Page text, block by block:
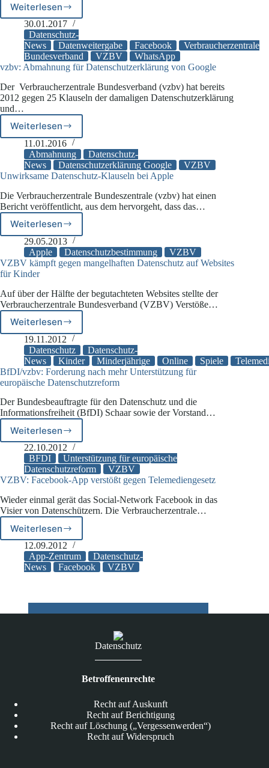
Weiterlesen
WhatsApp
wegen
Datenweitergabe
verklagt
30.01.2017
Datenschutz-
News
Datenweitergabe Facebook
Verbraucherzentrale
Bundesverband
VZBV
WhatsApp
vzbv: Abmahnung für Datenschutzerklärung von Google
Der Verbraucherzentrale Bundesverband (vzbv) hat bereits
2012 gegen 25 Klauseln der damaligen Datenschutzerklärung
und…
Weiterlesen
vzbv:
Abmahnung
für
Datenschutzerklärung
von
11.01.2016
Abmahnung
Datenschutz-
News
Datenschutzerklärung Google
VZBV
Unwirksame Datenschutz-Klauseln bei Apple
Die Verbraucherzentrale Bundeszentrale (vzbv) hat einen
Bericht veröffentlicht, aus dem hervorgeht, dass das…
WeiterlesenUnwirksame
Datenschutz-
Klauseln
bei
29.05.2013
Apple
Datenschutzbestimmung
VZBV
VZBV kämpft gegen mangelhaften Datenschutz auf Websites
für Kinder
Auf über der Hälfte der begutachteten Websites stellte der
Verbraucherzentrale Bundesverband (VZBV) Verstöße…
Weiterlesen
VZBV
kämpft
gegen
mangelhaften
Datenschutz
auf
für
Kinder
19.11.2012
Datenschutz
Datenschutz-
News
Kinder Minderjährige Online Spiele
BfDI/vzbv: Forderung nach mehr Unterstützung für
europäische Datenschutzreform
Der Bundesbeauftragte für den Datenschutz und die
Informationsfreiheit (BfDI) Schaar sowie der Vorstand…
Weiterlesen
BfDI/vzbv:
Forderung
nach
mehr
Unterstützung
europäische
Datenschutzreform
22.10.2012
BFDI
Unterstützung für europäische
Datenschutzreform
VZBV
VZBV: Facebook-App verstößt gegen Telemediengesetz
Wieder einmal gerät das Social-Network Facebook in das
Visier von Datenschützern. Die Verbraucherzentrale…
Weiterlesen
VZBV:
Facebook-
App
verstößt
12.09.2012
App-Zentrum
Datenschutz-
News
Facebook VZBV
Datenschutz
Betroffenenrechte
Recht auf Auskunft
Recht auf Berichtigung
Recht auf Löschung („Vergessenwerden“)
Recht auf Widerspruch